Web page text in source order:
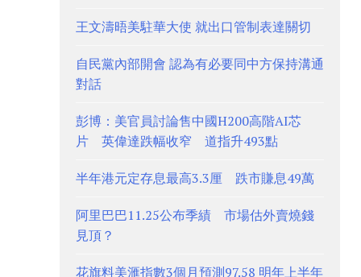
王文濤晤美駐華大使 就出口管制表達關切
自民黨內部開會 認為有必要同中方保持溝通
對話
彭博：美官員討論售中國H200高階AI芯
片 英偉達跌幅收窄 道指升493點
半年港元定存息最高3.3厘 跌市賺息49萬
阿里巴巴11.25公布季績 市場估外賣燒錢
見頂？
花旗料美滙指數3個月預測97.58 明年上半年